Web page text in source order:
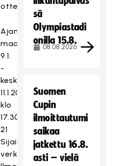
otteluita.
Ajankohta:
maanantai
9.1.
-
keskiviikko
11.1.2023
klo
17.30-
21
Sijainti:
verkkokoulutus
sä
Olympiastadi
onilla 15.8.
08.08.2026
Suomen
Cupin
ilmoittautumi
saikaa
jatkettu 16.8.
asti – vielä